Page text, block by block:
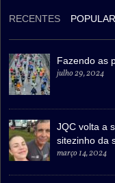
RECENTES POPULAR
Fazendo as
julho 29, 2024
JQC volta a
sitezinho da
março 14, 2024